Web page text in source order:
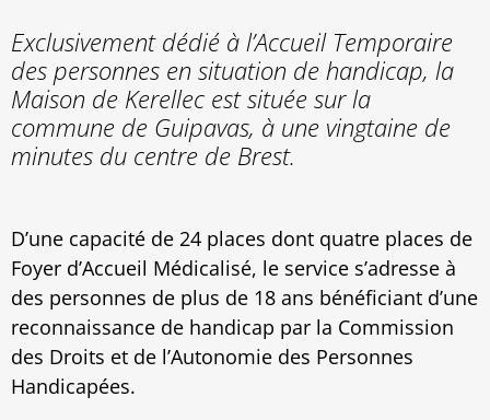
Exclusivement dédié à l’Accueil Temporaire
des personnes en situation de handicap, la
Maison de Kerellec est située sur la
commune de Guipavas, à une vingtaine de
minutes du centre de Brest.
D’une capacité de 24 places dont quatre places de
Foyer d’Accueil Médicalisé, le service s’adresse à
des personnes de plus de 18 ans bénéficiant d’une
reconnaissance de handicap par la Commission
des Droits et de l’Autonomie des Personnes
Handicapées.